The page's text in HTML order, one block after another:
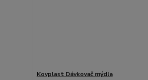
Kovplast Dávkovač mýdla